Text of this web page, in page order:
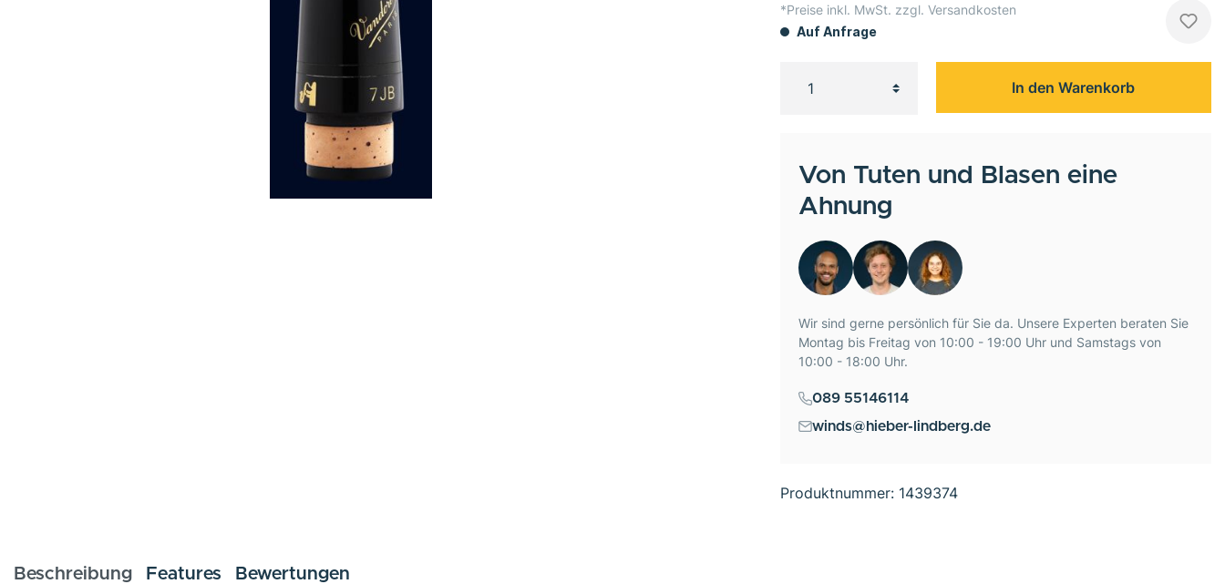
*Preise inkl. MwSt. zzgl. Versandkosten
Auf Anfrage
In den Warenkorb
Produktnummer: 1439374
Von Tuten und Blasen eine
Ahnung
Wir sind gerne persönlich für Sie da. Unsere Experten beraten Sie
Montag bis Freitag von 10:00 - 19:00 Uhr und Samstags von
10:00 - 18:00 Uhr.
089 55146114
winds@hieber-lindberg.de
Beschreibung Features Bewertungen